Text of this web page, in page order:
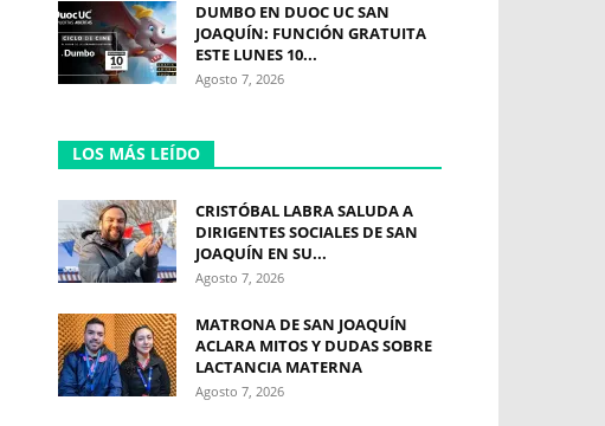
DUMBO EN DUOC UC SAN
JOAQUÍN: FUNCIÓN GRATUITA
ESTE LUNES 10...
Agosto 7, 2026
LOS MÁS LEÍDO
CRISTÓBAL LABRA SALUDA A
DIRIGENTES SOCIALES DE SAN
JOAQUÍN EN SU...
Agosto 7, 2026
MATRONA DE SAN JOAQUÍN
ACLARA MITOS Y DUDAS SOBRE
LACTANCIA MATERNA
Agosto 7, 2026